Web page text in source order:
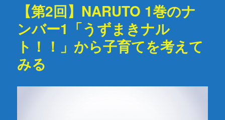
【第2回】NARUTO 1巻のナ
ンバー1「うずまきナル
ト！！」から子育てを考えて
みる